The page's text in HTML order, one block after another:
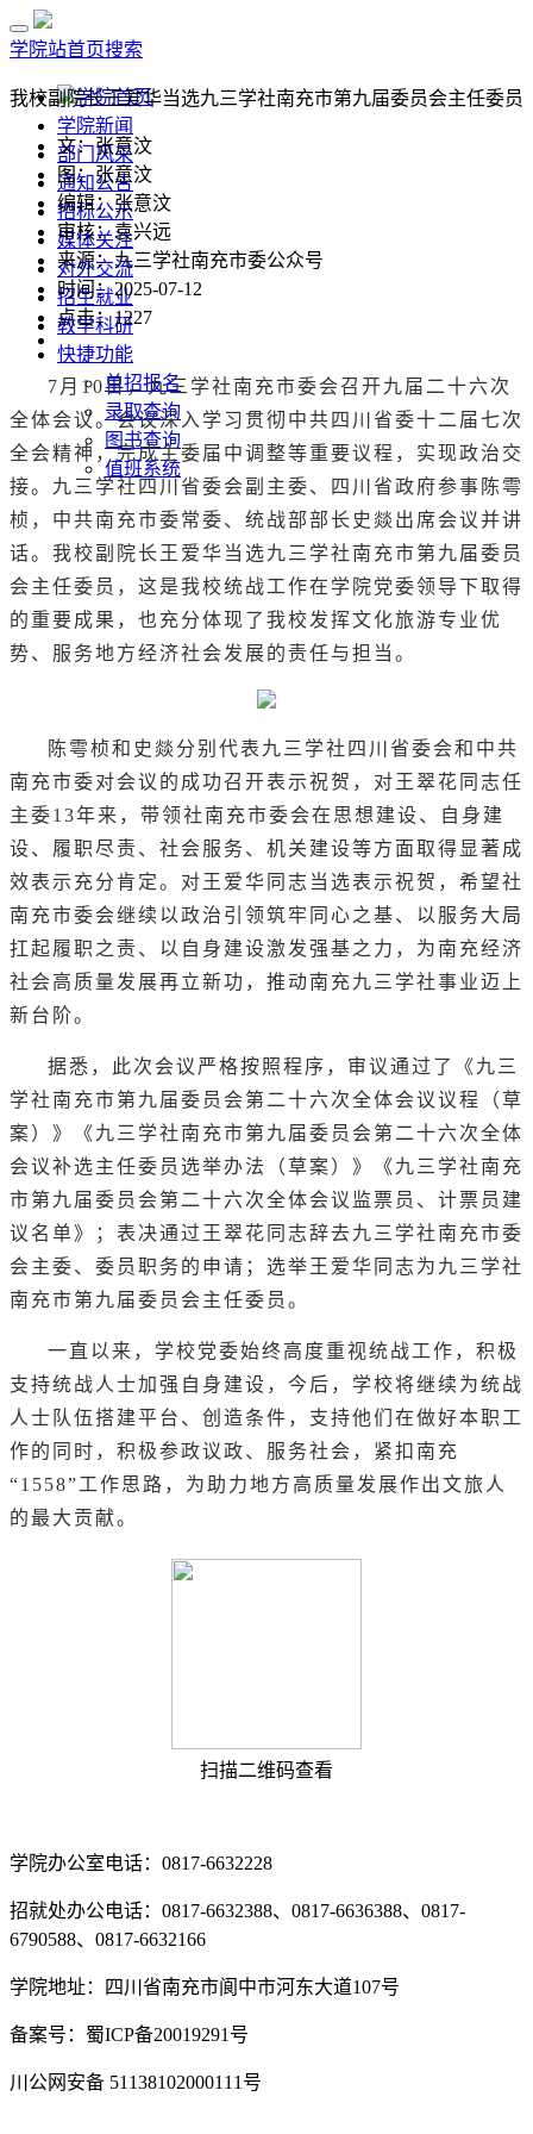
学院站首页搜索
学院首页
学院新闻
部门风采
通知公告
招标公示
媒体关注
对外交流
招生就业
教学科研
快捷功能
单招报名
录取查询
图书查询
值班系统
我校副院长王爱华当选九三学社南充市第九届委员会主任委员
文：张意汶
图：张意汶
编辑：张意汶
审核：袁兴远
来源：九三学社南充市委公众号
时间：2025-07-12
点击：1227
7月10日，九三学社南充市委会召开九届二十六次
全体会议。会议深入学习贯彻中共四川省委十二届七次
全会精神，完成主委届中调整等重要议程，实现政治交
接。九三学社四川省委会副主委、四川省政府参事陈雩
桢，中共南充市委常委、统战部部长史燚出席会议并讲
话。我校副院长王爱华当选九三学社南充市第九届委员
会主任委员，这是我校统战工作在学院党委领导下取得
的重要成果，也充分体现了我校发挥文化旅游专业优
势、服务地方经济社会发展的责任与担当。
陈雩桢和史燚分别代表九三学社四川省委会和中共
南充市委对会议的成功召开表示祝贺，对王翠花同志任
主委13年来，带领社南充市委会在思想建设、自身建
设、履职尽责、社会服务、机关建设等方面取得显著成
效表示充分肯定。对王爱华同志当选表示祝贺，希望社
南充市委会继续以政治引领筑牢同心之基、以服务大局
扛起履职之责、以自身建设激发强基之力，为南充经济
社会高质量发展再立新功，推动南充九三学社事业迈上
新台阶。
据悉，此次会议严格按照程序，审议通过了《九三
学社南充市第九届委员会第二十六次全体会议议程（草
案）》《九三学社南充市第九届委员会第二十六次全体
会议补选主任委员选举办法（草案）》《九三学社南充
市第九届委员会第二十六次全体会议监票员、计票员建
议名单》；表决通过王翠花同志辞去九三学社南充市委
会主委、委员职务的申请；选举王爱华同志为九三学社
南充市第九届委员会主任委员。
一直以来，学校党委始终高度重视统战工作，积极
支持统战人士加强自身建设，今后，学校将继续为统战
人士队伍搭建平台、创造条件，支持他们在做好本职工
作的同时，积极参政议政、服务社会，紧扣南充
“1558”工作思路，为助力地方高质量发展作出文旅人
的最大贡献。
扫描二维码查看
学院办公室电话：0817-6632228
招就处办公电话：0817-6632388、0817-6636388、0817-
6790588、0817-6632166
学院地址：四川省南充市阆中市河东大道107号
备案号：蜀ICP备20019291号
川公网安备 51138102000111号